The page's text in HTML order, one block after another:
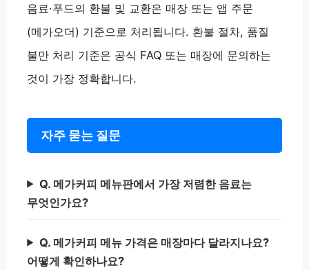
음료·푸드의 환불 및 교환은 매장 또는 앱 주문
(메가오더) 기준으로 처리됩니다. 환불 절차, 품질
불만 처리 기준은 공식 FAQ 또는 매장에 문의하는
것이 가장 정확합니다.
자주 묻는 질문
Q. 메가커피 메뉴판에서 가장 저렴한 음료는
무엇인가요?
Q. 메가커피 메뉴 가격은 매장마다 달라지나요?
어떻게 확인하나요?